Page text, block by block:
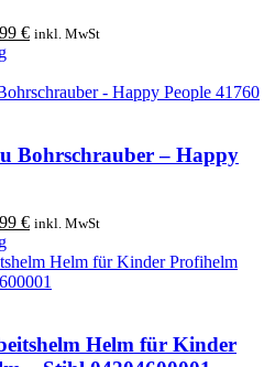
€Aktueller
19,99 €.
inkl. MwSt
Bohrschrauber – Happy
€Aktueller
ist:
13,99 €.
inkl. MwSt
Helm für Kinder